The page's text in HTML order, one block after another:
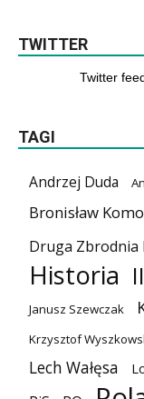
TWITTER
Twitter
TAGI
Andrzej Duda
Bronisław
Druga Zbrodnia
Historia
Janusz Szewczak
Krzysztof
Lech Wałęsa